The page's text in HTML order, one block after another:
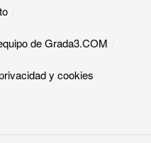
de Grada3.COM
y cookies​